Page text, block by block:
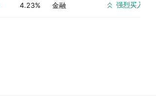
4.23% 金融 强烈买入